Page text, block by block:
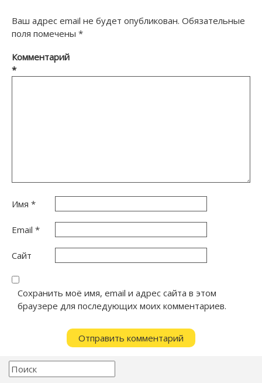
Ваш адрес email не будет опубликован. Обязательные
поля помечены *
Комментарий
*
Имя *
Email *
Сайт
Сохранить моё имя, email и адрес сайта в этом
браузере для последующих моих комментариев.